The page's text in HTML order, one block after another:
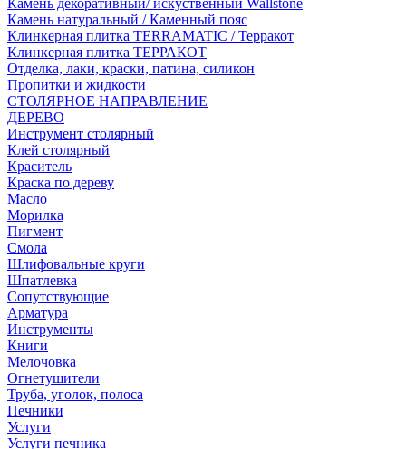
Камень декоративный/ искуственный Wallstone
Камень натуральный / Каменный пояс
Клинкерная плитка TERRAMATIC / Терракот
Клинкерная плитка ТЕРРАКОТ
Отделка, лаки, краски, патина, силикон
Пропитки и жидкости
СТОЛЯРНОЕ НАПРАВЛЕНИЕ
ДЕРЕВО
Инструмент столярный
Клей столярный
Краситель
Краска по дереву
Масло
Морилка
Пигмент
Смола
Шлифовальные круги
Шпатлевка
Сопутствующие
Арматура
Инструменты
Книги
Мелочовка
Огнетушители
Труба, уголок, полоса
Печники
Услуги
Услуги печника